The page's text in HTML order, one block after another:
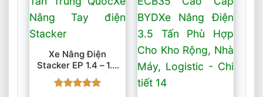
Xe Nâng Điện
Stacker EP 1.4 – 1.6
Tấn Trung Quốc